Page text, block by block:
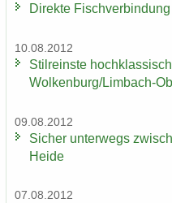
Di­rek­te
10.08.2012
Stil­reins­te
Wol­ken­burg/Limbach-​
09.08.2012
Si­cher un­ter­wegs
Heide
07.08.2012